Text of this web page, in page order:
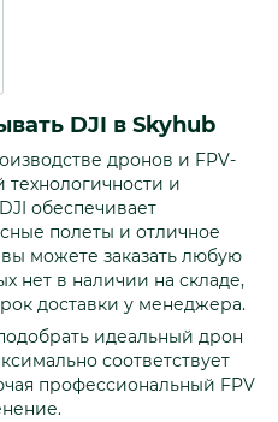
DJI в Skyhub
дронов и FPV-
технологичности и
обеспечивает
полеты и отличное
можете заказать любую
нет в наличии на складе,
доставки у менеджера.
идеальный дрон
соответствует
профессиональный FPV